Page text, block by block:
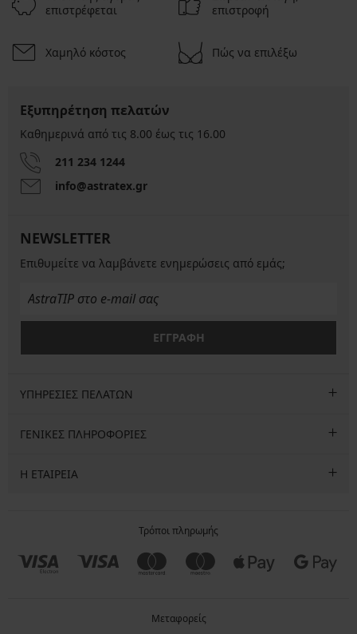
επιστρέφεται
επιστροφή
Χαμηλό κόστος Πώς να επιλέξω
Εξυπηρέτηση πελατών
Καθημερινά από τις 8.00 έως τις 16.00
211 234 1244
info@astratex.gr
NEWSLETTER
Επιθυμείτε να λαμβάνετε ενημερώσεις από εμάς;
ΕΓΓΡΑΦΗ
ΥΠΗΡΕΣΙΕΣ ΠΕΛΑΤΩΝ
ΓΕΝΙΚΕΣ ΠΛΗΡΟΦΟΡΙΕΣ
Η ΕΤΑΙΡΕΙΑ
Τρόποι πληρωμής
Μεταφορείς